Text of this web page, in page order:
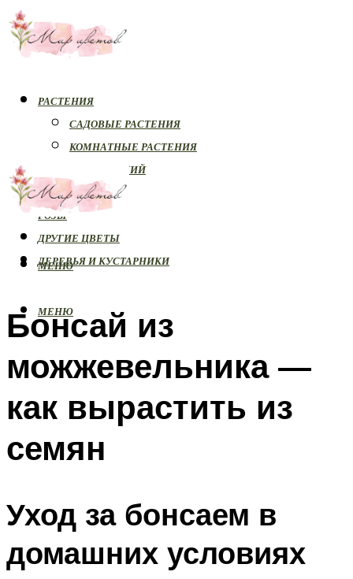
РАСТЕНИЯ
САДОВЫЕ РАСТЕНИЯ
КОМНАТНЫЕ РАСТЕНИЯ
БОЛЕЗНИ РАСТЕНИЙ
ОРХИДЕИ
РОЗЫ
ДРУГИЕ ЦВЕТЫ
ДЕРЕВЬЯ И КУСТАРНИКИ
МЕНЮ
МЕНЮ
Бонсай из
можжевельника —
как вырастить из
семян
Уход за бонсаем в
домашних условиях